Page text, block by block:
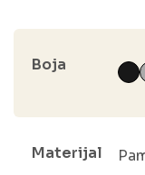
Boja
Materijal